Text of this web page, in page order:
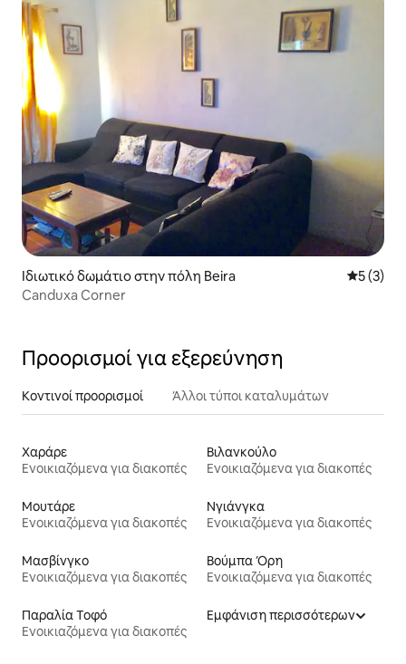
Ιδιωτικό δωμάτιο στην πόλη Beira Μέση
5 (3)
Canduxa Corner
Προορισμοί για εξερεύνηση
Κοντινοί προορισμοί Άλλοι τύποι καταλυμάτων
Χαράρε
Ενοικιαζόμενα για διακοπές
Βιλανκούλο
Ενοικιαζόμενα για διακοπές
Μουτάρε
Ενοικιαζόμενα για διακοπές
Νγιάνγκα
Ενοικιαζόμενα για διακοπές
Μασβίνγκο
Ενοικιαζόμενα για διακοπές
Βούμπα Όρη
Ενοικιαζόμενα για διακοπές
Παραλία Τοφό
Ενοικιαζόμενα για διακοπές
Εμφάνιση περισσότερων